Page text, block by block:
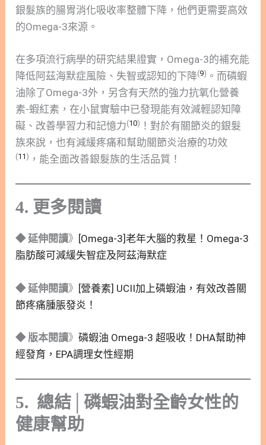
銀髮族的腸胃消化吸收率整體下降，他們更需要高效
的Omega-3來源。
在多項流行病學的研究結果證實，Omega-3的補充能
降低阿茲海默症風險、失智或認知的下降(9) 。而磷蝦
油除了Omega-3外，另含有天然的強力抗氧化營養
素-蝦紅素，在小鼠實驗中已發現能有效減輕認知障
礙、改善學習力和記憶力(10) ！對於有關節炎的銀髮
族來說，也有減緩疼痛和幫助關節炎治療的功效
(11 ) ，能全面改善銀髮族的生活品質！
4. 更多閱讀
◆ 延伸閱讀》 [Omega-3]老年大腦的救星！Omega-3
脂肪酸可減緩失智症及阿茲海默症
◆ 延伸閱讀》 [營養素] UCII加上磷蝦油，有效改善關
節疼痛腫脹發炎！
◆ 版本閱讀》磷蝦油 Omega-3 超吸收！DHA幫助神
經發育，EPA調理女性經期
5. 總結│磷蝦油對全齡女性的
健康幫助